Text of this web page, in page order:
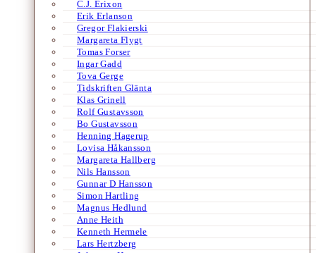
C.J. Erixon
Erik Erlanson
Gregor Flakierski
Margareta Flygt
Tomas Forser
Ingar Gadd
Tova Gerge
Tidskriften Glänta
Klas Grinell
Rolf Gustavsson
Bo Gustavsson
Henning Hagerup
Lovisa Håkansson
Margareta Hallberg
Nils Hansson
Gunnar D Hansson
Simon Hartling
Magnus Hedlund
Anne Heith
Kenneth Hermele
Lars Hertzberg